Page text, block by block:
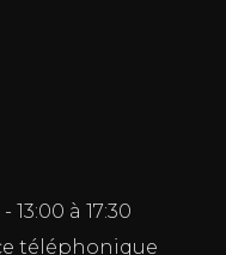
13:00 à 17:30
téléphonique